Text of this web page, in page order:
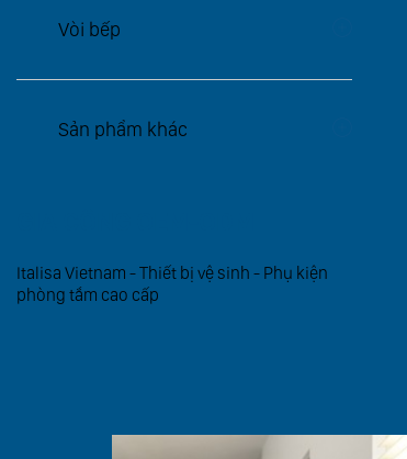
Vòi bếp
Sản phẩm khác
Italisa Vietnam - Thiết bị vệ sinh - Phụ kiện
phòng tắm cao cấp